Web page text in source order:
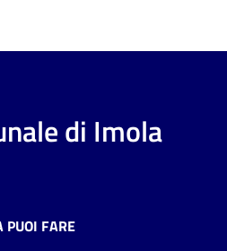
di Imola
PUOI FARE